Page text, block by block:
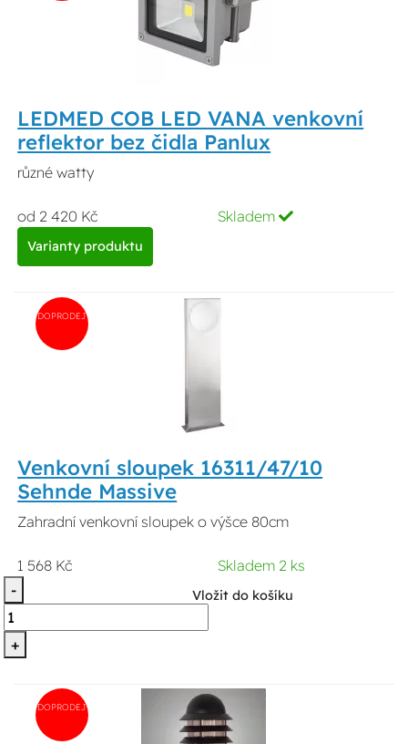
LEDMED COB LED VANA venkovní
reflektor bez čidla Panlux
různé watty
od 2 420 Kč Skladem
Varianty produktu
DOPRODEJ
Venkovní sloupek 16311/47/10
Sehnde Massive
Zahradní venkovní sloupek o výšce 80cm
1 568 Kč
Skladem 2 ks
-
+
Vložit do košíku
DOPRODEJ